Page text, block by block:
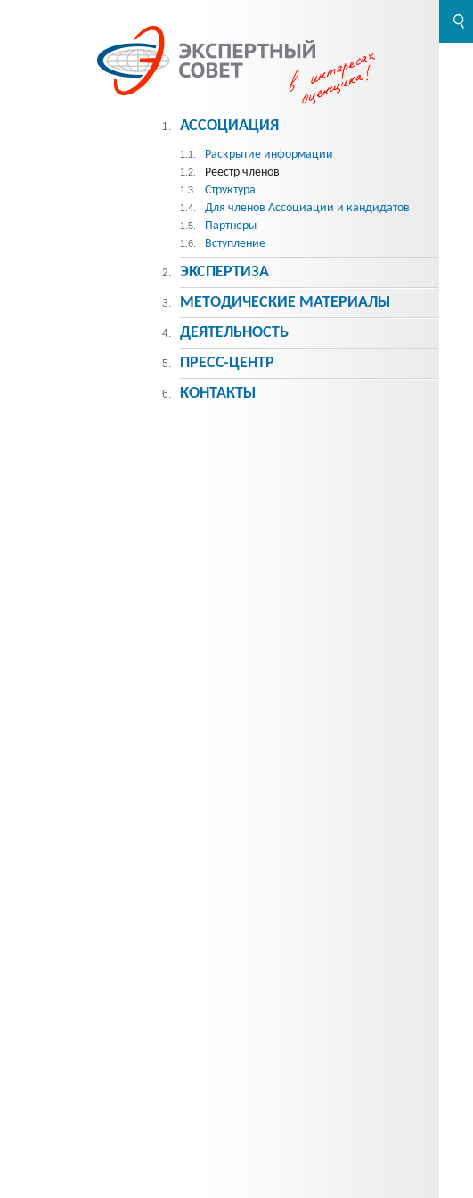
1. АССОЦИАЦИЯ
1.1. Раскрытие информации
1.2. Реестр членов
1.3. Структура
1.4. Для членов Ассоциации и кандидатов
1.5. Партнеры
1.6. Вступление
2. ЭКСПЕРТИЗА
3. МЕТОДИЧЕСКИE МАТЕРИАЛЫ
4. ДЕЯТЕЛЬНОСТЬ
5. ПРЕСС-ЦЕНТР
6. КОНТАКТЫ